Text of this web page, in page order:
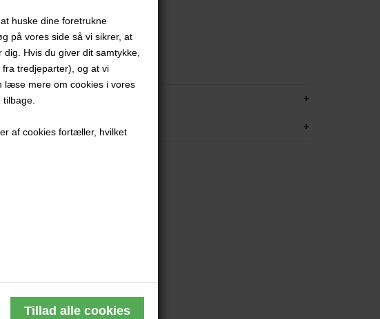
huske dine foretrukne
på vores side så vi sikrer, at
Hvis du giver dit samtykke,
tredjeparter), og at vi
læse mere om cookies i vores
af cookies fortæller, hvilket
80 x 60 cm.
Grafik Giclee i begrænset oplag
Indrammet i lys træramme
PRODUKTBESKRIVELSE
PRODUKTINFORMATION